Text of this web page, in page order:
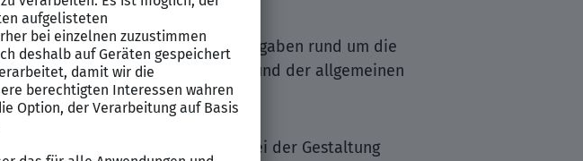
vielfältige Aufgaben rund um die
und ggf. Konzernabschlüsse) und der allgemeinen
Mandantenkontakt oder bei der Gestaltung